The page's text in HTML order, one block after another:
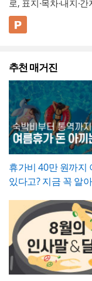
것이 좋습니다. 이 확
반드시 4대보험 관련
가 함께 이루어졌는지
작업 중 발견된 예상
배선 등)과 그에 대한
랍니다. 하자여부는
라 정확히 체크하고,
용을 구체적으로 기
거로 삼을 수 있도록
지막으로 발주처와
제 현장 검수에 참여
하여, 이 확인서가 형
적인 검증을 거친 문
관리하시기 바랍니다.
룰 것인지(목표)와 그
(효과)를 별도로 서술
권자가
- 단계별 실행 계획표
(0월0주~0월0주)을
면에서도 함께 검토
💡 작성 팁
개선 계획서는 현황
인 수치로 제시하는 것
"노후화되었다", "느
신 실제 사용연수, 장
등 정량적 근거를 제
훨씬 명확하게 전달
점에서 언급한 리스
구체적으로 서술하
수치화(업무시간 단
등)해 목표와의 인과
하는 것이 좋습니다.
로, 표지·목차·내지·
구성된 비즈니스 프레
다. 블랙 배경과 강렬
보를 전달할 수 있도
지는 깔끔한 그레이
잡한 내용도 가독성
웃도어 광고 마케팅
소개서, 광고 캠페인
전략서까지 다양한
수 있습니다. 광고대
개, 브랜드의 캠페인
제안, 미디어 플래닝
요한 내용을 효과적
광고 업체 등 다양한
니다. 특히 임팩트
에이티브한 인상을
획자에게 추천하는 템
💡 사용 꿀팁
케팅 대행 제안서 등
있습니다.
▪️ 다이어그램 페이지
프로세스, 매체 집행
눈에 보기 쉽게 정리할
▪️ 문구와 이미지 교체
안서, 브랜드 마케팅
자료 등 다양한 주제
▪️ 블랙&라임그린의
발표 자료를 만들 때
인상을 남길 수 있습
* 해당 템플릿에 사용
Slim Max ] 입니다.
폰트가 없을 경우 기본
* 폰트는 따로 제공
파워포인트 > 배경
배경템플릿 12P
추천 매거진
휴가비 40만 원까지
있다고? 지금 꼭 알